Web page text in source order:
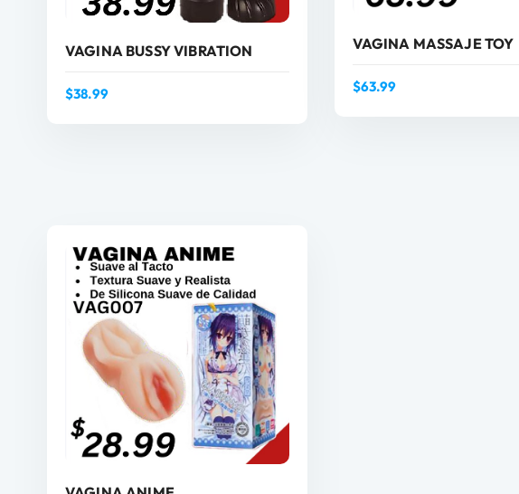
VAGINA BUSSY VIBRATION
$38.99
VAGINA MASSAJE TOY
$63.99